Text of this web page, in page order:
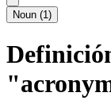
Noun (1)